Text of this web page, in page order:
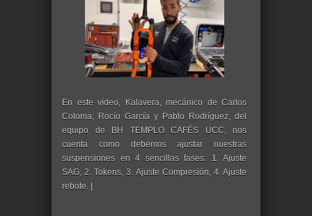
En este vídeo, Kalavera, mecánico de Carlos
Coloma, Rocío García y Pablo Rodríguez, del
equipo de BH TEMPLO CAFÉS UCC, nos
cuenta como debemos ajustar nuestras
suspensiones en 4 sencillas fases: 1. Ajuste
SAG, 2. Tokens, 3. Ajuste Compresión, 4. Ajuste
rebote. |